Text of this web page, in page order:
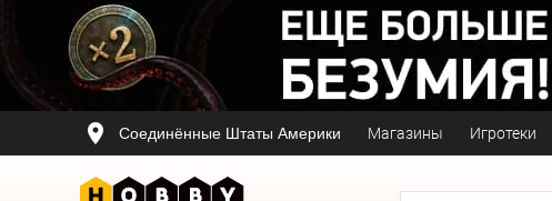
Соединённые Штаты Америки Магазины Игротеки